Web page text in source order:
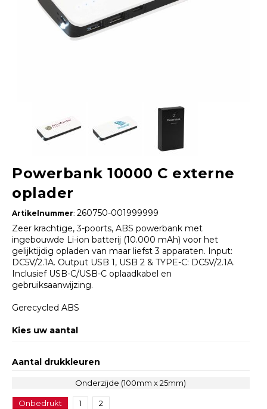
Powerbank 10000 C externe
oplader
Artikelnummer:260750-001999999
Zeer krachtige, 3-poorts, ABS powerbank met
ingebouwde Li-ion batterij (10.000 mAh) voor het
gelijktijdig opladen van maar liefst 3 apparaten. Input:
DC5V/2.1A. Output USB 1, USB 2 & TYPE-C: DC5V/2.1A.
Inclusief USB-C/USB-C oplaadkabel en
gebruiksaanwijzing.
Gerecycled ABS
Kies uw aantal
Aantal drukkleuren
Onderzijde (100mm x 25mm)
Onbedrukt 1 2